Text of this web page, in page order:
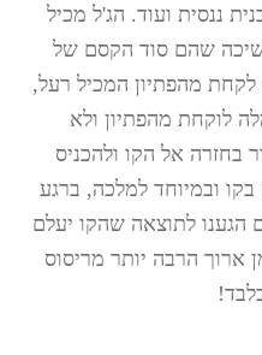
ננסית ועוד. הג'ל מכיל
שהם סוד הקסם של
מהפתיון המכיל רעל,
לוקחת מהפתיון ולא
בחזרה אל הקו ולהכניס
ובמיוחד למלכה, ברגע
לתוצאה שהקו יעלם
הרבה יותר מריסוס